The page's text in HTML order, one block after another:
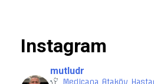
Instagram
mutludr
Medicana Ataköy